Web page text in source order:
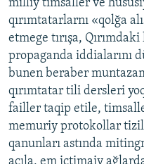
milliy timsaller ve
qırımtatarlarnı «qolğa
etmege tırışa,
propaganda iddialarını
bunen beraber
qırımtatar tili dersleri
failler taqip etile,
memuriy protokollar
qanunları astında